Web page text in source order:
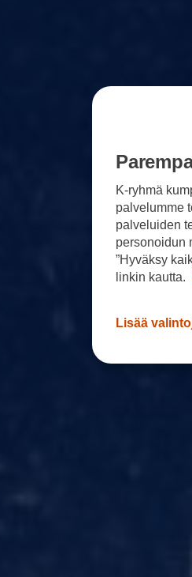
K-ryhmä
palvelumme
palveluiden
personoidun
”Hyväksy
linkin kautta.
Lisää